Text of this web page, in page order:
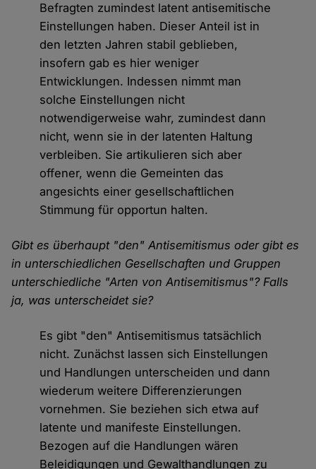
Befragten zumindest latent antisemitische
Einstellungen haben. Dieser Anteil ist in
den letzten Jahren stabil geblieben,
insofern gab es hier weniger
Entwicklungen. Indessen nimmt man
solche Einstellungen nicht
notwendigerweise wahr, zumindest dann
nicht, wenn sie in der latenten Haltung
verbleiben. Sie artikulieren sich aber
offener, wenn die Gemeinten das
angesichts einer gesellschaftlichen
Stimmung für opportun halten.
Gibt es überhaupt "den" Antisemitismus oder gibt es
in unterschiedlichen Gesellschaften und Gruppen
unterschiedliche "Arten von Antisemitismus"? Falls
ja, was unterscheidet sie?
Es gibt "den" Antisemitismus tatsächlich
nicht. Zunächst lassen sich Einstellungen
und Handlungen unterscheiden und dann
wiederum weitere Differenzierungen
vornehmen. Sie beziehen sich etwa auf
latente und manifeste Einstellungen.
Bezogen auf die Handlungen wären
Beleidigungen und Gewalthandlungen zu